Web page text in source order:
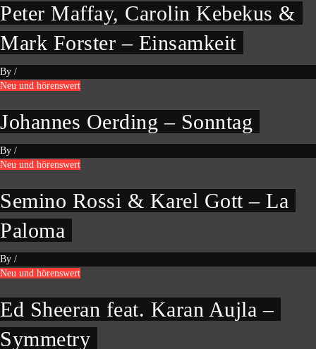
Peter Maffay, Carolin Kebekus &
Mark Forster – Einsamkeit
By /
Neu und hörenswert
Johannes Oerding – Sonntag
By /
Neu und hörenswert
Semino Rossi & Karel Gott – La
Paloma
By /
Neu und hörenswert
Ed Sheeran feat. Karan Aujla –
Symmetry